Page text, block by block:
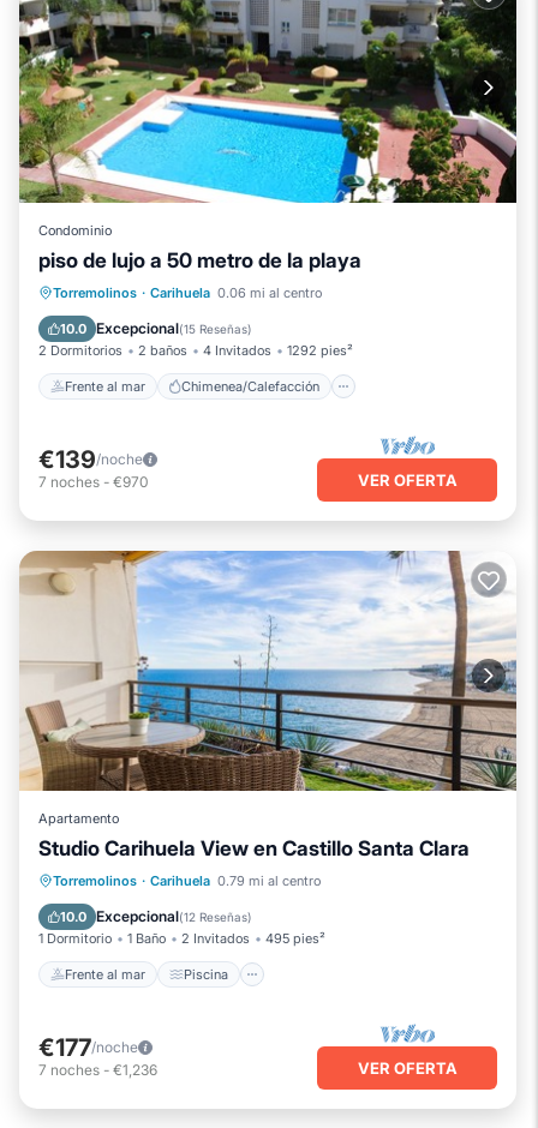
Condominio
piso de lujo a 50 metro de la playa
Torremolinos · Carihuela 0.06 mi al centro
10.0 Excepcional(15 Reseñas)
2 Dormitorios 2 baños 4 Invitados 1292 pies²
Frente al mar Chimenea/Calefacción
Frente al mar
Chimenea/Calefacción
Piscina
Vista al mar
€139/noche
7 noches - €970 VER OFERTA
Apartamento
Studio Carihuela View en Castillo Santa Clara
Torremolinos · Carihuela 0.79 mi al centro
10.0 Excepcional(12 Reseñas)
1 Dormitorio 1 Baño 2 Invitados 495 pies²
Frente al mar Piscina
Frente al mar Piscina
Balcón/Terraza
€177/noche
7 noches - €1,236 VER OFERTA